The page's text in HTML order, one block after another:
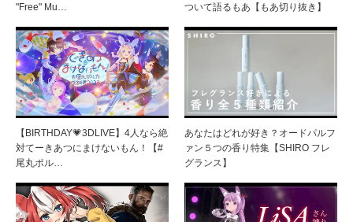
"Free" Mu…
ついて語るもあ【もあ切り抜き】
【BIRTHDAY💗3DLIVE】4人なら絶
対てーきあつにまけないもん！【#
尾丸ポル…
あなたはどれが好き？オードパルフ
ァン５つの香り特集【SHIRO フレ
グランス】